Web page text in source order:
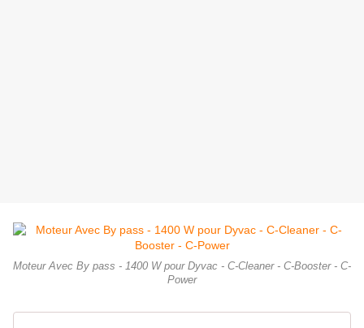
Moteur Avec By pass - 1400 W pour Dyvac - C-Cleaner - C-Booster - C-
Power